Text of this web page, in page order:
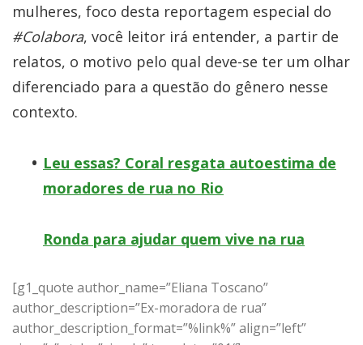
mulheres, foco desta reportagem especial do
#Colabora, você leitor irá entender, a partir de
relatos, o motivo pelo qual deve-se ter um olhar
diferenciado para a questão do gênero nesse
contexto.
Leu essas? Coral resgata autoestima de
moradores de rua no Rio
Ronda para ajudar quem vive na rua
[g1_quote author_name=”Eliana Toscano”
author_description=”Ex-moradora de rua”
author_description_format=”%link%” align=”left”